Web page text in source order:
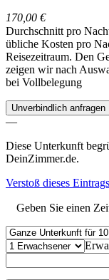
170,00 €
Durchschnitt pro
übliche Kosten pro
Reisezeitraum. Den
zeigen wir nach
bei Vollbelegung
Unverbindlich anfragen
—
Diese Unterkunft
DeinZimmer.de.
Verstoß dieses
Geben Sie einen